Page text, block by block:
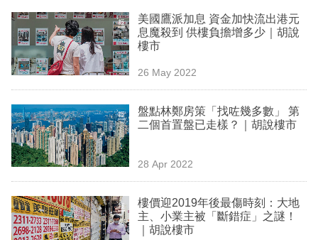
樓
市
理
商
業
科
技
職
場
美國鷹派加息 資金加快流出港元
息魔殺到 供樓負擔增多少｜胡說
樓市
26 May 2022
盤點林鄭房策「找咗幾多數」 第
二個首置盤已走樣？｜胡說樓市
28 Apr 2022
樓價迎2019年後最傷時刻：大地
主、小業主被「斷錯症」之謎！
｜胡說樓市